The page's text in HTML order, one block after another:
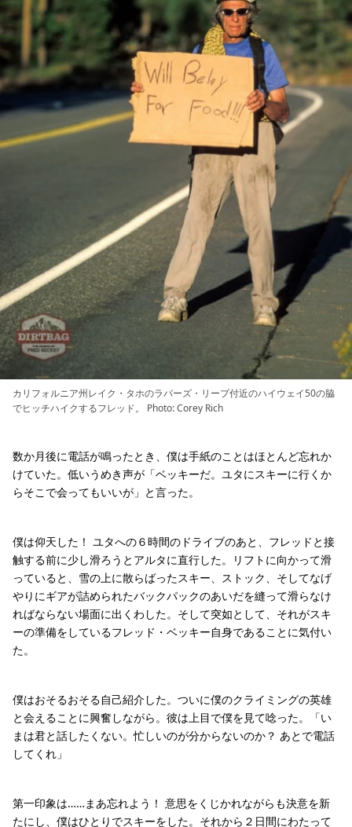
カリフォルニア州レイク・タホのラバーズ・リープ付近のハイウェイ50の脇
でヒッチハイクするフレッド。 Photo: Corey Rich
数か月後に電話が鳴ったとき、僕は手紙のことはほとんど忘れか
けていた。低いうめき声が「ベッキーだ。ユタにスキーに行くか
らそこで会ってもいいが」と言った。
僕は仰天した！ ユタへの６時間のドライブのあと、フレッドと接
触する前に少し滑ろうとアルタに直行した。リフトに向かって滑
っていると、雪の上に散らばったスキー、ストック、そしてなげ
やりにギアが詰められたバックパックのあいだを縫って滑らなけ
ればならない場面に出くわした。そして突如として、それがスキ
ーの準備をしているフレッド・ベッキー自身であることに気付い
た。
僕はおそるおそる自己紹介した。ついに僕のクライミングの英雄
と会えることに興奮しながら。彼は上目で僕を見て唸った。「い
まは君と話したくない。忙しいのが分からないのか？ あとで電話
してくれ」
第一印象は……まあ忘れよう！ 意思をくじかれながらも決意を新
たにし、僕はひとりでスキーをした。それから２日間にわたって